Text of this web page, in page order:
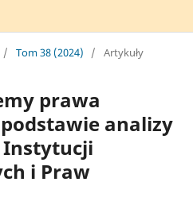
/ Tom 38 (2024) / Artykuły
prawa
analizy
i Praw